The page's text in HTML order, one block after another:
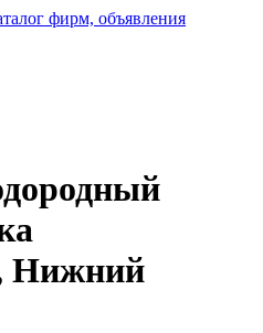
фирм, объявления
Нижний